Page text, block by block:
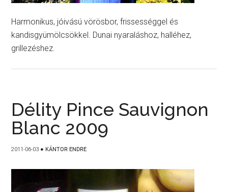
Harmonikus, jóivású vörösbor, frissességgel és
kandisgyümölcsökkel. Dunai nyaraláshoz, halléhez,
grillezéshez.
Délity Pince Sauvignon
Blanc 2009
2011-06-03 ● KÁNTOR ENDRE